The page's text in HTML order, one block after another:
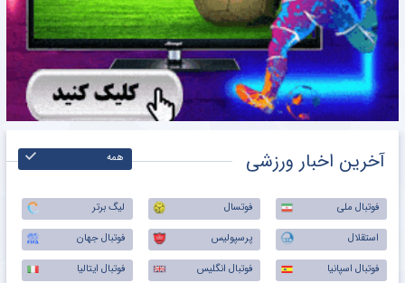
آخرین اخبار ورزشی همه
فوتبال ملی فوتسال
لیگ برتر
استقلال
پرسپولیس
فوتبال جهان
فوتبال اسپانیا
فوتبال انگلیس
فوتبال ایتالیا